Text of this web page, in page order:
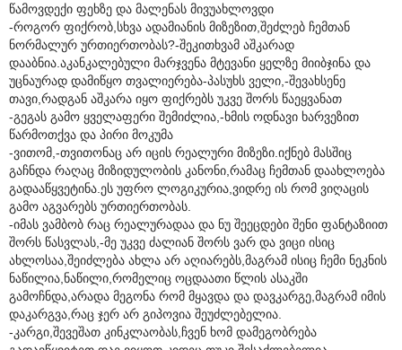
წამოვდექი ფეხზე და მალენას მივუახლოვდი
-როგორ ფიქრობ,სხვა ადამიანის მიზეზით,შეძლებ ჩემთან
ნორმალურ ურთიერთობას?-შეკითხვამ აშკარად
დააბნია.აკანკალებული მარჯვენა მტევანი ყელზე მიიბჯინა და
უცნაურად დამიწყო თვალიერება-პასუხს ველი,-შევახსენე
თავი,რადგან აშკარა იყო ფიქრებს უკვე შორს წაეყვანათ
-გეგას გამო ყველაფერი შემიძლია,-ხმის ოდნავი ხარვეზით
წარმოთქვა და პირი მოკუმა
-ვითომ,-თვითონაც არ იცის რეალური მიზეზი.იქნებ მასშიც
გაჩნდა რაღაც მიზიდულობის კანონი,რამაც ჩემთან დაახლოება
გადააწყვეტინა.ეს უფრო ლოგიკურია,ვიდრე ის რომ ვიღაცის
გამო აგვარებს ურთიერთობას.
-იმას ვამბობ რაც რეალურადაა და ნუ შეეცდები შენი ფანტაზიით
შორს წასვლას,-მე უკვე ძალიან შორს ვარ და ვიცი ისიც
ახლოსაა,შეიძლება ახლა არ აღიარებს,მაგრამ ისიც ჩემი ნეკნის
ნაწილია,ნაწილი,რომელიც ოცდაათი წლის ასაკში
გამოჩნდა,არადა მეგონა რომ მყავდა და დავკარგე,მაგრამ იმის
დაკარგვა,რაც ჯერ არ გიპოვია შეუძლებელია.
-კარგი,შევეშათ კინკლაობას,ჩვენ ხომ დამეგობრება